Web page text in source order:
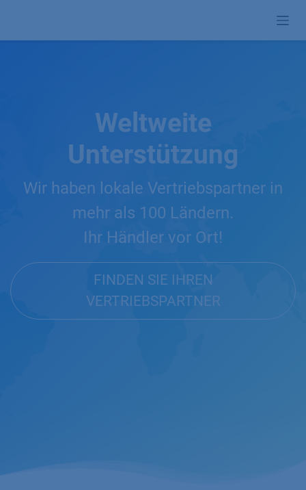
Weltweite
Unterstützung
Wir haben lokale Vertriebspartner in
mehr als 100 Ländern.
Ihr Händler vor Ort!
FINDEN SIE IHREN
VERTRIEBSPARTNER